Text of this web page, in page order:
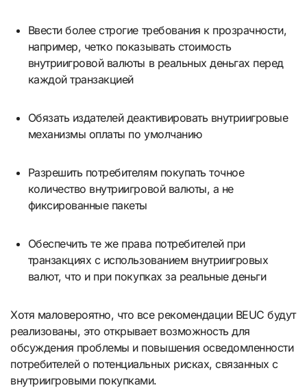
Ввести более строгие требования к прозрачности,
например, четко показывать стоимость
внутриигровой валюты в реальных деньгах перед
каждой транзакцией
Обязать издателей деактивировать внутриигровые
механизмы оплаты по умолчанию
Разрешить потребителям покупать точное
количество внутриигровой валюты, а не
фиксированные пакеты
Обеспечить те же права потребителей при
транзакциях с использованием внутриигровых
валют, что и при покупках за реальные деньги
Хотя маловероятно, что все рекомендации BEUC будут
реализованы, это открывает возможность для
обсуждения проблемы и повышения осведомленности
потребителей о потенциальных рисках, связанных с
внутриигровыми покупками.